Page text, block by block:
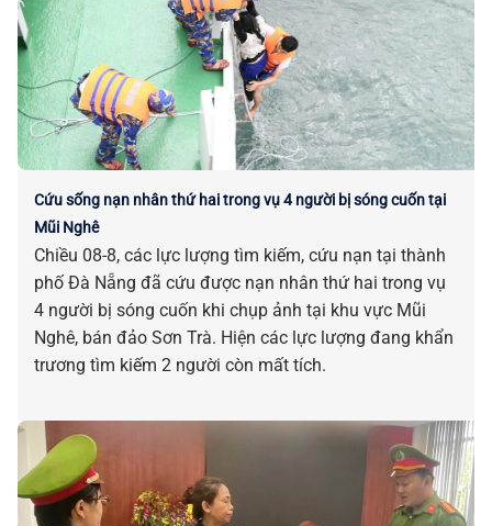
Cứu sống nạn nhân thứ hai trong vụ 4 người bị sóng cuốn tại
Mũi Nghê
Chiều 08-8, các lực lượng tìm kiếm, cứu nạn tại thành
phố Đà Nẵng đã cứu được nạn nhân thứ hai trong vụ
4 người bị sóng cuốn khi chụp ảnh tại khu vực Mũi
Nghê, bán đảo Sơn Trà. Hiện các lực lượng đang khẩn
trương tìm kiếm 2 người còn mất tích.